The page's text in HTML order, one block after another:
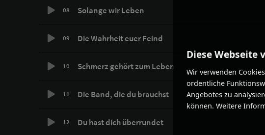
08 Solange wir Leben
09 Die Wahrheit euer Feind
10 Schmerz gehört zum Leben
11 Die Band, die du brauchst
12 Du hast dich überrundet
Diese Webseite
Wir verwenden
ordentliche
Angebotes zu
können. Weitere